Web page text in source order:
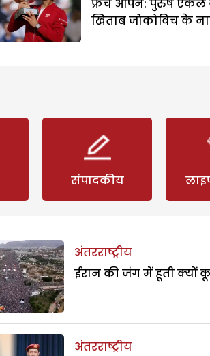
फ्रेंच ओपन: पुरुष एकल
खिताब जोकोविच के
संपादकीय
अंतरराष्ट्रीय
ईरान की जंग में हूती क्यों
अंतरराष्ट्रीय